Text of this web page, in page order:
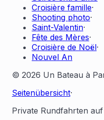
Croisière famille·
Shooting photo·
Saint-Valentin·
Fête des Mères·
Croisière de Noël·
Nouvel An
© 2026 Un Bateau à
Seitenübersicht·
Private Rundfahrten